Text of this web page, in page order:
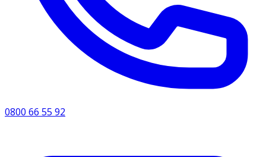
0800 66 55 92